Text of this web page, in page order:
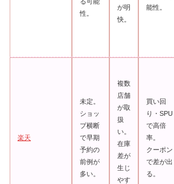
性。
が明
快。
能性。
楽天
未定。
ショッ
プ横断
で早期
予約の
前例が
多い。
複数
店舗
が取
扱
い。
在庫
差が
生じ
やす
買い回
り・SPU
で高倍
率。
クーポン
で差が出
る。